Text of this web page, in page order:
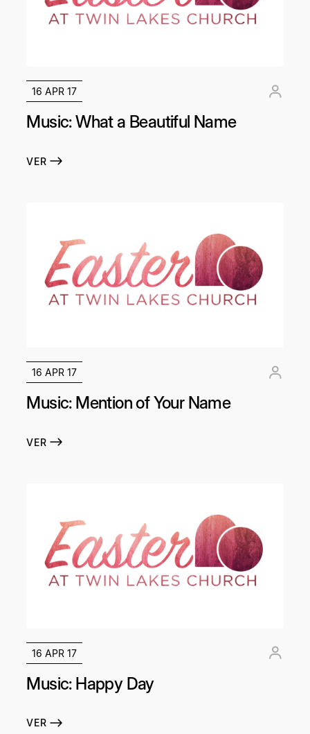
16 APR 17
Music: What a Beautiful Name
VER
16 APR 17
Music: Mention of Your Name
VER
16 APR 17
Music: Happy Day
VER